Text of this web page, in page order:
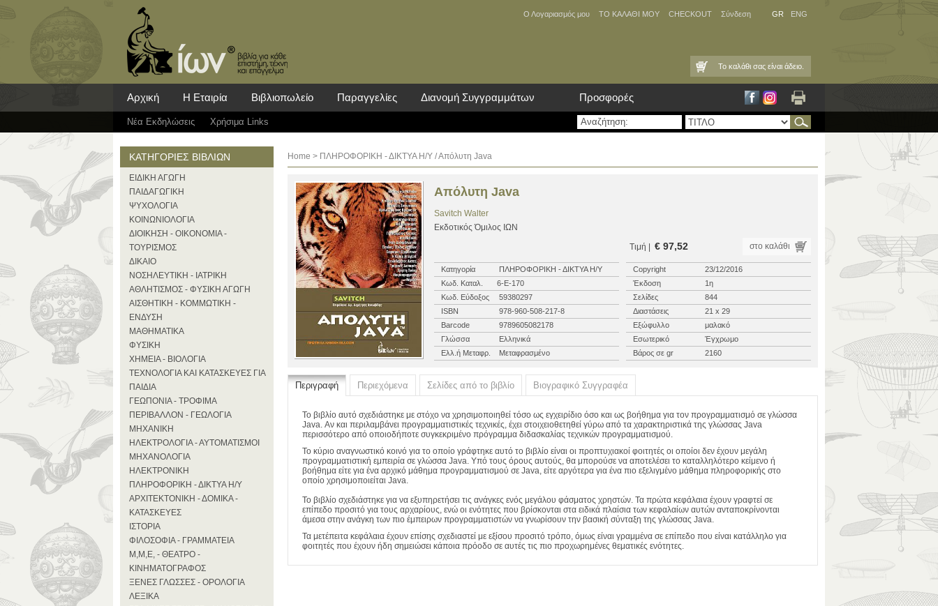
Ο Λογαριασμός μου ΤΟ ΚΑΛΑΘΙ ΜΟΥ CHECKOUT Σύνδεση GR ENG
Το καλάθι σας είναι άδειο.
Αρχική Η Εταιρία Βιβλιοπωλείο Παραγγελίες Διανομή Συγγραμμάτων Προσφορές
Νέα Eκδηλώσεις Χρήσιμα Links
ΚΑΤΗΓΟΡΙΕΣ ΒΙΒΛΙΩΝ
ΕΙΔΙΚΗ ΑΓΩΓΗ
ΠΑΙΔΑΓΩΓΙΚΗ
ΨΥΧΟΛΟΓΙΑ
ΚΟΙΝΩΝΙΟΛΟΓΙΑ
ΔΙΟΙΚΗΣΗ - ΟΙΚΟΝΟΜΙΑ -
ΤΟΥΡΙΣΜΟΣ
ΔΙΚΑΙΟ
ΝΟΣΗΛΕΥΤΙΚΗ - ΙΑΤΡΙΚΗ
ΑΘΛΗΤΙΣΜΟΣ - ΦΥΣΙΚΗ ΑΓΩΓΗ
ΑΙΣΘΗΤΙΚΗ - ΚΟΜΜΩΤΙΚΗ -
ΕΝΔΥΣΗ
ΜΑΘΗΜΑΤΙΚΑ
ΦΥΣΙΚΗ
ΧΗΜΕΙΑ - ΒΙΟΛΟΓΙΑ
ΤΕΧΝΟΛΟΓΙΑ ΚΑΙ ΚΑΤΑΣΚΕΥΕΣ ΓΙΑ
ΠΑΙΔΙΑ
ΓΕΩΠΟΝΙΑ - ΤΡΟΦΙΜΑ
ΠΕΡΙΒΑΛΛΟΝ - ΓΕΩΛΟΓΙΑ
ΜΗΧΑΝΙΚΗ
ΗΛΕΚΤΡΟΛΟΓΙΑ - ΑΥΤΟΜΑΤΙΣΜΟΙ
ΜΗΧΑΝΟΛΟΓΙΑ
ΗΛΕΚΤΡΟΝΙΚΗ
ΠΛΗΡΟΦΟΡΙΚΗ - ΔΙΚΤΥΑ Η/Υ
ΑΡΧΙΤΕΚΤΟΝΙΚΗ - ΔΟΜΙΚΑ -
ΚΑΤΑΣΚΕΥΕΣ
ΙΣΤΟΡΙΑ
ΦΙΛΟΣΟΦΙΑ - ΓΡΑΜΜΑΤΕΙΑ
Μ,Μ,Ε, - ΘΕΑΤΡΟ -
ΚΙΝΗΜΑΤΟΓΡΑΦΟΣ
ΞΕΝΕΣ ΓΛΩΣΣΕΣ - ΟΡΟΛΟΓΙΑ
ΛΕΞΙΚΑ
Home > ΠΛΗΡΟΦΟΡΙΚΗ - ΔΙΚΤΥΑ Η/Υ / Απόλυτη Java
Απόλυτη Java
Savitch Walter
Eκδοτικός Όμιλος ΙΩΝ
Τιμή |
€ 97,52 στο καλάθι
Κατηγορία ΠΛΗΡΟΦΟΡΙΚΗ - ΔΙΚΤΥΑ Η/Υ Copyright
23/12/2016
Κωδ. Καταλ.
6-E-170 Έκδοση
1η
Κωδ. Εύδοξος
59380297 Σελίδες
844
ISBN
978-960-508-217-8 Διαστάσεις
21 x 29
Barcode
9789605082178 Εξώφυλλο
μαλακό
Γλώσσα
Ελληνικά Εσωτερικό
Έγχρωμο
Ελλ.ή Μεταφρ.
Μεταφρασμένο Βάρος σε gr 2160
Περιγραφή Περιεχόμενα Σελίδες από το βιβλίο Βιογραφικό Συγγραφέα
Το βιβλίο αυτό σχεδιάστηκε με στόχο να χρησιμοποιηθεί τόσο ως εγχειρίδιο όσο και ως βοήθημα για τον προγραμματισμό σε γλώσσα
Java. Αν και περιλαμβάνει προγραμματιστικές τεχνικές, έχει στοιχειοθετηθεί γύρω από τα χαρακτηριστικά της γλώσσας Java
περισσότερο από οποιοδήποτε συγκεκριμένο πρόγραμμα διδασκαλίας τεχνικών προγραμματισμού.
Το κύριο αναγνωστικό κοινό για το οποίο γράφτηκε αυτό το βιβλίο είναι οι προπτυχιακοί φοιτητές οι οποίοι δεν έχουν μεγάλη
προγραμματιστική εμπειρία σε γλώσσα Java. Υπό τους όρους αυτούς, θα μπορούσε να αποτελέσει το καταλληλότερο κείμενο ή
βοήθημα είτε για ένα αρχικό μάθημα προγραμματισμού σε Java, είτε αργότερα για ένα πιο εξελιγμένο μάθημα πληροφορικής στο
οποίο χρησιμοποιείται Java.
Το βιβλίο σχεδιάστηκε για να εξυπηρετήσει τις ανάγκες ενός μεγάλου φάσματος χρηστών. Τα πρώτα κεφάλαια έχουν γραφτεί σε
επίπεδο προσιτό για τους αρχαρίους, ενώ οι ενότητες που βρίσκονται στα ειδικά πλαίσια των κεφαλαίων αυτών ανταποκρίνονται
άμεσα στην ανάγκη των πιο έμπειρων προγραμματιστών να γνωρίσουν την βασική σύνταξη της γλώσσας Java.
Τα μετέπειτα κεφάλαια έχουν επίσης σχεδιαστεί με εξίσου προσιτό τρόπο, όμως είναι γραμμένα σε επίπεδο που είναι κατάλληλο για
φοιτητές που έχουν ήδη σημειώσει κάποια πρόοδο σε αυτές τις πιο προχωρημένες θεματικές ενότητες.